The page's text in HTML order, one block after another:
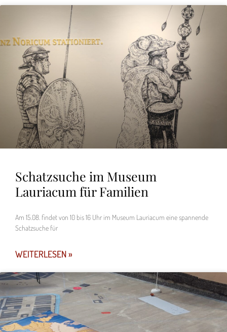
Schatzsuche im Museum
Lauriacum für Familien
Am 15.08. findet von 10 bis 16 Uhr im Museum Lauriacum eine spannende
Schatzsuche für
WEITERLESEN »